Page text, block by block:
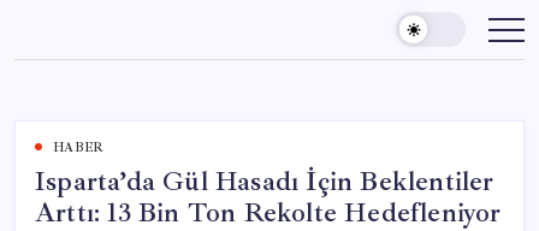
content
HABER
Isparta’da Gül Hasadı İçin Beklentiler
Arttı: 13 Bin Ton Rekolte Hedefleniyor